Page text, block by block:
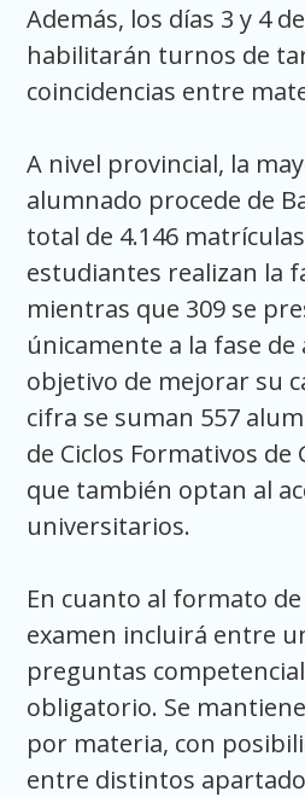
Además, los días 3 y 4
habilitarán turnos de
coincidencias entre
A nivel provincial, la
alumnado procede de
total de 4.146
estudiantes realizan la
mientras que 309 se
únicamente a la fase
objetivo de mejorar su
cifra se suman 557
de Ciclos Formativos
que también optan al
universitarios.
En cuanto al formato
examen incluirá entre
preguntas
obligatorio. Se
por materia, con
entre distintos